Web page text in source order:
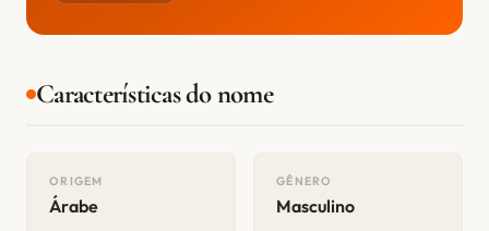
Características do nome
ORIGEM
Árabe
GÊNERO
Masculino